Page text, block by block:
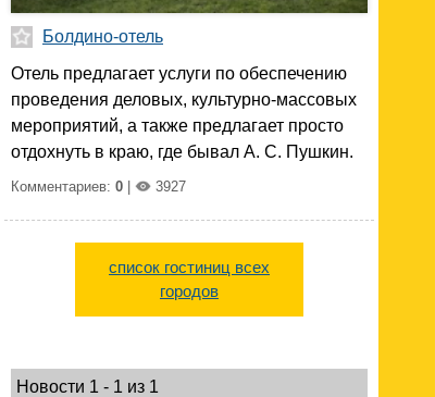
Болдино-отель
Отель предлагает услуги по обеспечению
проведения деловых, культурно-массовых
мероприятий, а также предлагает просто
отдохнуть в краю, где бывал А. С. Пушкин.
Комментариев: 0 | 3927
список гостиниц всех
городов
Новости 1 - 1 из 1